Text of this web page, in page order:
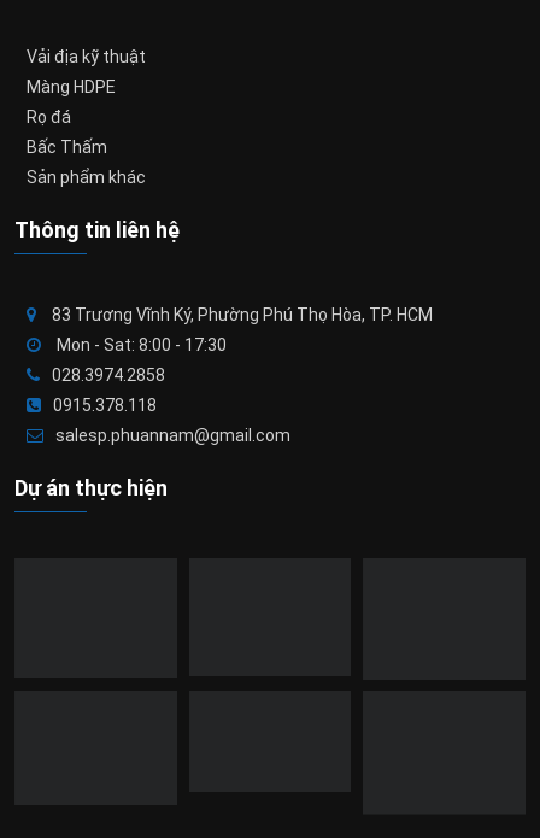
Vải địa kỹ thuật
Màng HDPE
Rọ đá
Bấc Thấm
Sản phẩm khác
Thông tin liên hệ
83 Trương Vĩnh Ký, Phường Phú Thọ Hòa, TP. HCM
Mon - Sat: 8:00 - 17:30
028.3974.2858
0915.378.118
salesp.phuannam@gmail.com
Dự án thực hiện